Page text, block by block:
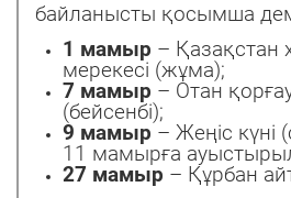
байланысты қосымша
1 мамыр – Қазақстан
мерекесі (жұма);
7 мамыр – Отан
(бейсенбі);
9 мамыр – Жеңіс күні
11 мамырға
27 мамыр – Құрбан